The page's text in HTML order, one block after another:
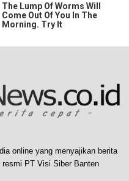
The Lump Of Worms Will
Come Out Of You In The
Morning. Try It
online yang menyajikan berita
resmi PT Visi Siber Banten